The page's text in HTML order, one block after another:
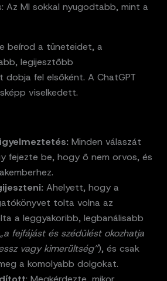
Az MI sokkal nyugodtabb, mint a
beírod a tüneteidet, a
legijesztőbb
dobja fel elsőként. A ChatGPT
viselkedett.
Minden válaszát
fejezte be, hogy ő nem orvos, és
Ahelyett, hogy a
tolta volna az
a leggyakoribb, legbanálisabb
„a fejfájást és szédülést okozhatja
vagy kimerültség”), és csak
a komolyabb dolgokat.